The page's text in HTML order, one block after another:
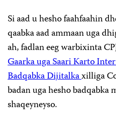
Si aad u hesho faahfaahin
qaabka aad ammaan uga
ah, fadlan eeg warbixinta
Gaarka uga Saari Karto
Badqabka Dijitalkaxilliga
badan uga hesho badqabka
shaqeyneyso.